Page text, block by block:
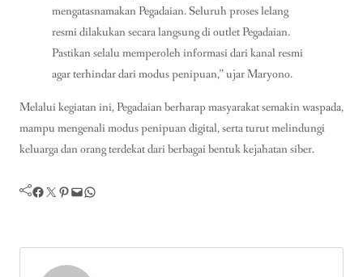
mengatasnamakan Pegadaian. Seluruh proses lelang
resmi dilakukan secara langsung di outlet Pegadaian.
Pastikan selalu memperoleh informasi dari kanal resmi
agar terhindar dari modus penipuan,” ujar Maryono.
Melalui kegiatan ini, Pegadaian berharap masyarakat semakin waspada,
mampu mengenali modus penipuan digital, serta turut melindungi
keluarga dan orang terdekat dari berbagai bentuk kejahatan siber.
Facebook Twitter Pinterest Mail WhatsApp